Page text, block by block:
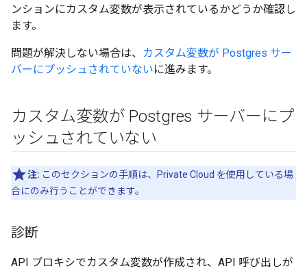
ンションにカスタム変数が表示されているかどうか確認し
ます。
問題が解決しない場合は、
カスタム変数が Postgres サー
バーにプッシュされていないに進みます。
カスタム変数が Postgres サーバーにプ
ッシュされていない
注: このセクションの手順は、Private Cloud を使用している場
合にのみ行うことができます。
診断
API プロキシでカスタム変数が作成され、API 呼び出しが